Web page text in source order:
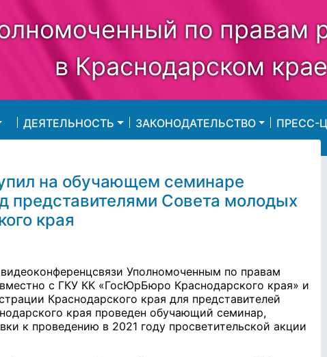
по правам
в Краснодарском крае
ДЕЯТЕЛЬНОСТЬ ЗАКОНОДАТЕЛЬСТВО ПРЕСС-
на обучающем семинаре
представителями Совета молодых
края
Уполномоченным по правам
с ГКУ КК «ГосЮрБюро Краснодарского края» и
Краснодарского края для представителей
края проведен обучающий семинар,
к проведению в 2021 году просветительской акции